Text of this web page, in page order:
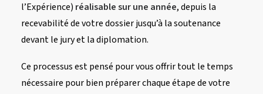
l’Expérience) réalisable sur une année, depuis la
recevabilité de votre dossier jusqu’à la soutenance
devant le jury et la diplomation.
Ce processus est pensé pour vous offrir tout le temps
nécessaire pour bien préparer chaque étape de votre